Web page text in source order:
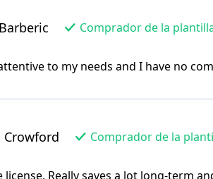
Comprador de la
to my needs and I have no
Crowford Comprador de la
Really saves a lot long-term